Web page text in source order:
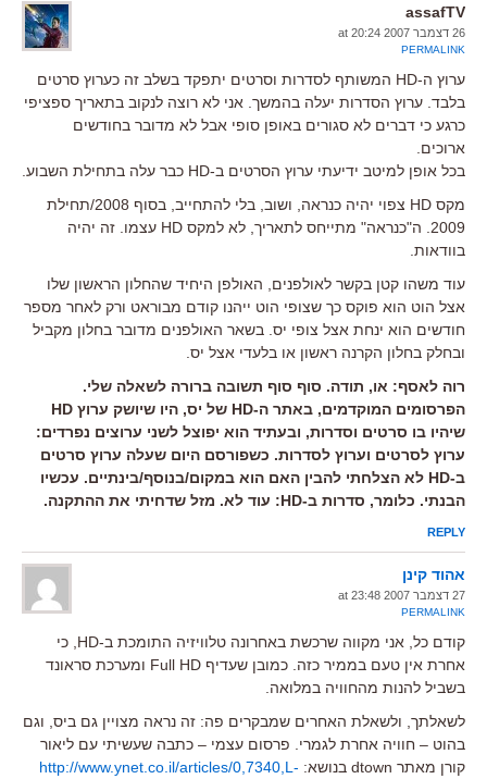
assafTV
26 דצמבר 2007 at 20:24
PERMALINK
ערוץ ה-HD המשותף לסדרות וסרטים יתפקד בשלב זה כערוץ סרטים
בלבד. ערוץ הסדרות יעלה בהמשך. אני לא רוצה לנקוב בתאריך ספציפי
כרגע כי דברים לא סגורים באופן סופי אבל לא מדובר בחודשים
ארוכים.
בכל אופן למיטב ידיעתי ערוץ הסרטים ב-HD כבר עלה בתחילת השבוע.
מקס HD צפוי יהיה כנראה, ושוב, בלי להתחייב, בסוף 2008/תחילת
2009. ה"כנראה" מתייחס לתאריך, לא למקס HD עצמו. זה יהיה
בוודאות.
עוד משהו קטן בקשר לאולפנים, האולפן היחיד שהחלון הראשון שלו
אצל הוט הוא פוקס כך שצופי הוט ייהנו קודם מבוראט ורק לאחר מספר
חודשים הוא ינחת אצל צופי יס. בשאר האולפנים מדובר בחלון מקביל
ובחלק בחלון הקרנה ראשון או בלעדי אצל יס.
רוה לאסף: או, תודה. סוף סוף תשובה ברורה לשאלה שלי.
הפרסומים המוקדמים, באתר ה-HD של יס, היו שיושק ערוץ HD
שיהיו בו סרטים וסדרות, ובעתיד הוא יפוצל לשני ערוצים נפרדים:
ערוץ לסרטים וערוץ לסדרות. כשפורסם היום שעלה ערוץ סרטים
ב-HD לא הצלחתי להבין האם הוא במקום/בנוסף/בינתיים. עכשיו
הבנתי. כלומר, סדרות ב-HD: עוד לא. מזל שדחיתי את ההתקנה.
REPLY
אהוד קינן
27 דצמבר 2007 at 23:48
PERMALINK
קודם כל, אני מקווה שרכשת באחרונה טלוויזיה התומכת ב-HD, כי
אחרת אין טעם בממיר כזה. כמובן שעדיף Full HD ומערכת סראונד
בשביל להנות מהחוויה במלואה.
לשאלתך, ולשאלת האחרים שמבקרים פה: זה נראה מצויין גם ביס, וגם
בהוט – חוויה אחרת לגמרי. פרסום עצמי – כתבה שעשיתי עם ליאור
קורן מאתר dtown בנושא:
http://www.ynet.co.il/articles/0,7340,L-